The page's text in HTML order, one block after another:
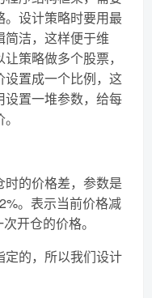
设计策略时要用最
洁，这样便于维
策略做多个股票，
置成一个比例，这
置一堆参数，给每
的价格差，参数是
。表示当前价格减
开仓的价格。
定的，所以我们设计